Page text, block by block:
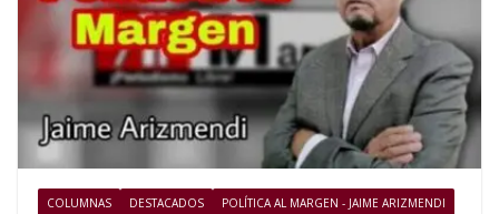
COLUMNAS DESTACADOS POLÍTICA AL MARGEN - JAIME ARIZMENDI